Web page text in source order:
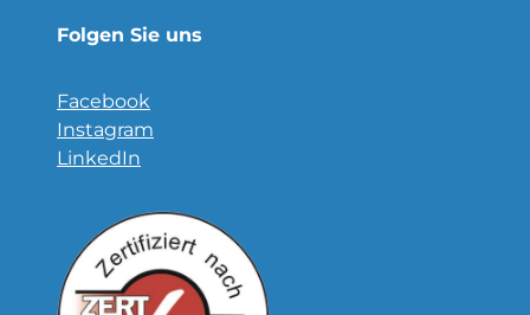
Folgen Sie uns
Facebook
Instagram
LinkedIn